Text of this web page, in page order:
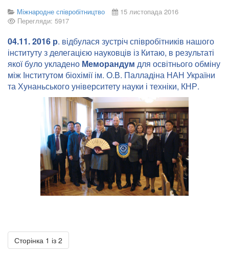
Міжнародне співробітництво
15 листопада 2016
Перегляди: 5917
04.11. 2016 р. відбулася зустріч співробітників нашого
інституту з делегацією науковців із Китаю, в результаті
якої було укладено Меморандум для освітнього обміну
між Інститутом біохімії ім. О.В. Палладіна НАН України
та Хунаньського університету науки і техніки, КНР.
Сторінка 1 із 2